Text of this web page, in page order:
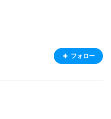
フォロー